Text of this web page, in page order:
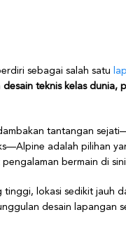
sebagai salah satu
desain teknis kelas dunia,
tantangan
adalah pilihan
bermain di
lokasi sedikit jauh
desain lapangan